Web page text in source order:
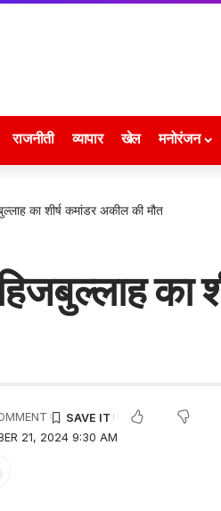
राजनीती व्यापार खेल मनोरंजन
का शीर्ष कमांडर अकील की मौत
का
21, 2024 9:30 AM